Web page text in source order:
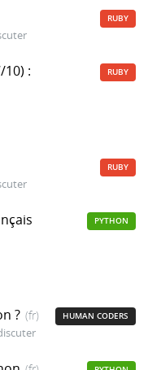
RUBY
10) :
RUBY
RUBY
PYTHON
? (fr) HUMAN CODERS